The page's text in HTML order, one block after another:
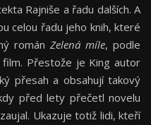
Rajniše a řadu dalších. A
celou řadu jeho knih, které
román Zelená míle, podle
Přestože je King autor
přesah a obsahují takový
před lety přečetl novelu
Ukazuje totiž lidi, kteří